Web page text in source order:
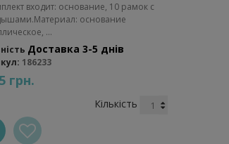
входит: основание, 10 рамок с
основание
...
Доставка 3-5 днів
186233
грн.
Кількість